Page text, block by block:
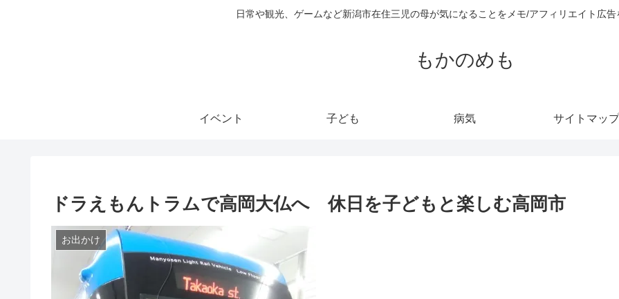
日常や観光、ゲームなど新潟市在住三児の母が気になることをメモ/アフィリエイト広
もかのめも
イベント 子ども 病気 サイトマップ
ドラえもんトラムで高岡大仏へ 休日を子どもと楽しむ高岡市
お出かけ